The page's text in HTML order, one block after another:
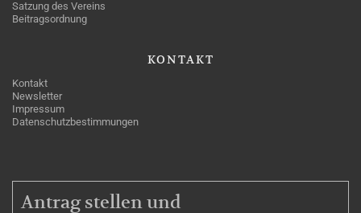
Satzung des Vereins
Beitragsordnung
KONTAKT
Kontakt
Newsletter
Impressum
Datenschutzbestimmungen
MITGLIEDSCHAFT
Antrag stellen und